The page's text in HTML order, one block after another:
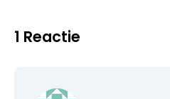
1 Reactie